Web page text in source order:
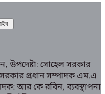
উপদেষ্টা: সোহেল সরকার
প্রধান সম্পাদক এম.এ
আর কে রবিন, ব্যবস্থাপনা